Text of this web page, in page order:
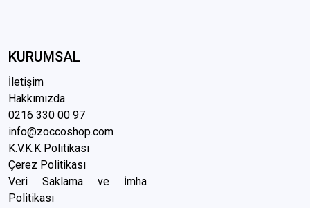
KURUMSAL
İletişim
Hakkımızda
0216 330 00 97
info@zoccoshop.com
K.V.K.K Politikası
Çerez Politikası
Veri Saklama ve İmha
Politikası